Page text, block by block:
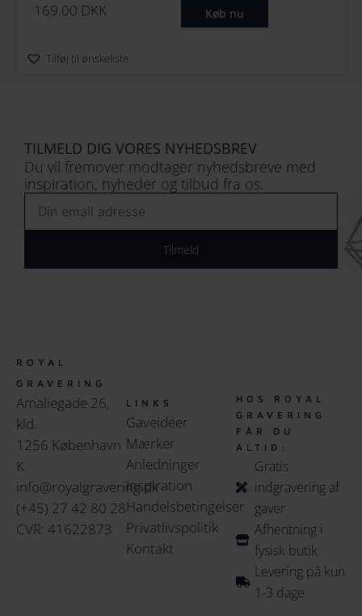
169.00 DKK Køb nu
Tilføj til ønskeliste
TILMELD DIG VORES NYHEDSBREV
Du vil fremover modtager nyhedsbreve med
inspiration, nyheder og tilbud fra os.
Email
Tilmeld
ROYAL
GRAVERING
Amaliegade 26,
kld.
1256 København
K
info@royalgravering.dk
(+45) 27 42 80 28
CVR: 41622873
LINKS
Gaveidéer
Mærker
Anledninger
Inspiration
Handelsbetingelser
Privatlivspolitik
Kontakt
HOS ROYAL
GRAVERING
FÅR DU
ALTID:
Gratis
indgravering af
gaver
Afhentning i
fysisk butik
Levering på kun
1-3 dage